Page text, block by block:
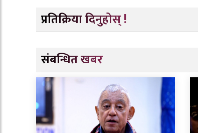
प्रतिक्रिया दिनुहोस् !
संबन्धित खबर